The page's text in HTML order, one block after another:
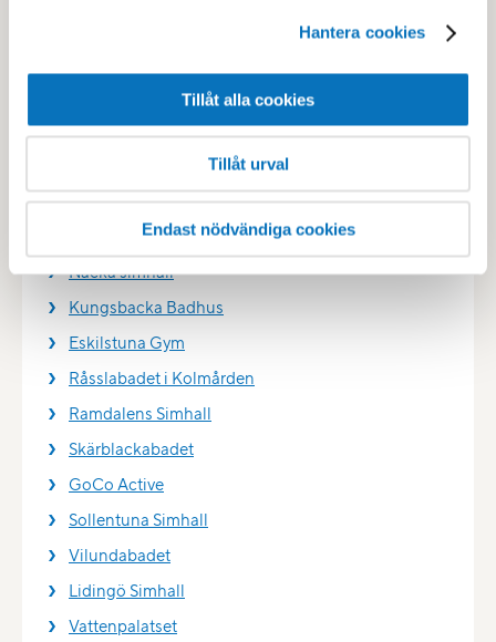
Hantera cookies
Tillåt alla cookies
Tillåt urval
Endast nödvändiga cookies
Tyresö Aquarena
Bålsta Simhall
Örjanshallen
Nacka simhall
Kungsbacka Badhus
Eskilstuna Gym
Råsslabadet i Kolmården
Ramdalens Simhall
Skärblackabadet
GoCo Active
Sollentuna Simhall
Vilundabadet
Lidingö Simhall
Vattenpalatset